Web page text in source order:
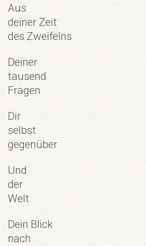
Aus
deiner Zeit
des Zweifelns
Deiner
tausend
Fragen
Dir
selbst
gegenüber
Und
der
Welt
Dein Blick
nach